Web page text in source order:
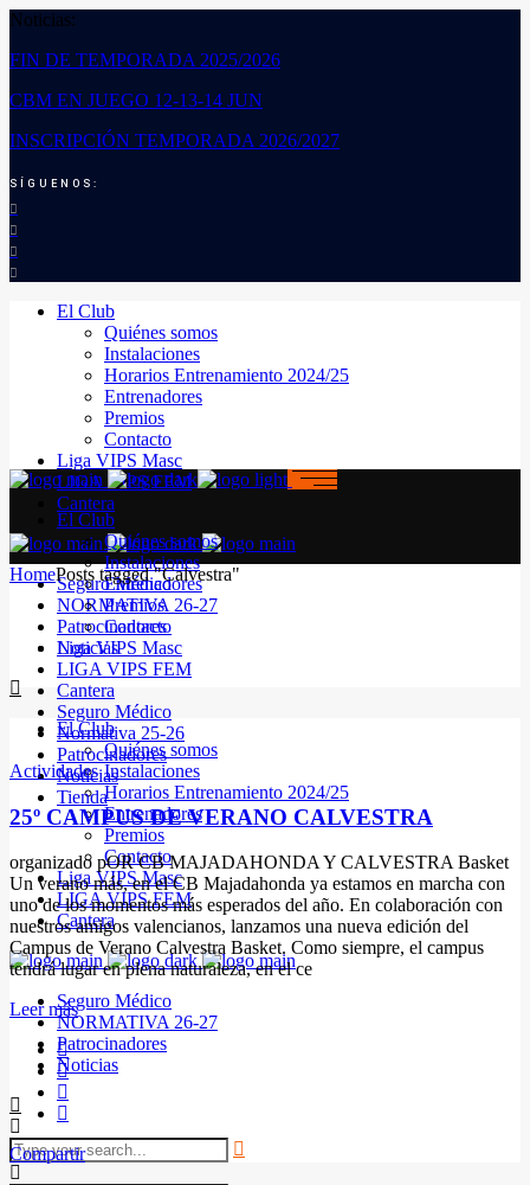
Noticias:
FIN DE TEMPORADA 2025/2026
CBM EN JUEGO 12-13-14 JUN
INSCRIPCIÓN TEMPORADA 2026/2027
SÍGUENOS:
El Club
Quiénes somos
Instalaciones
Horarios Entrenamiento 2024/25
Entrenadores
Premios
Contacto
Liga VIPS Masc
LIGA VIPS FEM
Cantera
Seguro Médico
NORMATIVA 26-27
Patrocinadores
Noticias
El Club
Quiénes somos
Instalaciones
Horarios Entrenamiento 2024/25
Entrenadores
Premios
Contacto
Liga VIPS Masc
LIGA VIPS FEM
Cantera
Seguro Médico
NORMATIVA 26-27
Patrocinadores
Noticias
El Club
Quiénes somos
Instalaciones
Entrenadores
Premios
Contacto
Liga VIPS Masc
LIGA VIPS FEM
Cantera
Seguro Médico
Normativa 25-26
Patrocinadores
Noticias
Tienda
HomePosts tagged "Calvestra"
Actividades
25º CAMPUS DE VERANO CALVESTRA
organizado pOR CB MAJADAHONDA Y CALVESTRA Basket
Un verano más, en el CB Majadahonda ya estamos en marcha con
uno de los momentos más esperados del año. En colaboración con
nuestros amigos valencianos, lanzamos una nueva edición del
Campus de Verano Calvestra Basket. Como siempre, el campus
tendrá lugar en plena naturaleza, en el ce
Leer más
Compartir